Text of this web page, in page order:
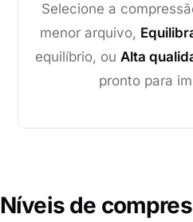
Selecione a
menor arquivo,
equilíbrio, ouAlta
pronto para
Níveis de